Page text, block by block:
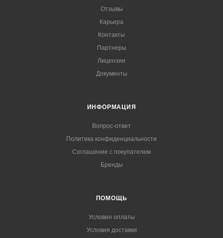
Отзывы
Карьера
Контакты
Партнеры
Лицензии
Документы
ИНФОРМАЦИЯ
Вопрос-ответ
Политика конфиденциальности
Соглашение с покупателем
Бренды
ПОМОЩЬ
Условия оплаты
Условия доставки